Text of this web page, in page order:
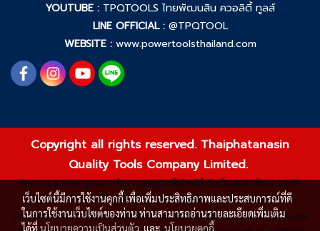
YOUTUBE : TPQTOOLS ไทยพัฒนสิน ควอลิตี้ ทูลส์
LINE OFFICIAL : @TPQTOOL
WEBSITE : www.powertoolsthailand.com
Copyright all rights reserved. Thaiphatanasin
Quality Tools Company Limited.
ข้อความ รูปภาพ รูปแบบ ที่ปรากฏอยู่บนเว็บไซต์นี้ ถือเป็นลิขสิทธิ์ของ บริษัท
ไทยพัฒนสิน ควอลิตี้ ทูลส์ จำกัด ห้ามมิให้ผู้ใดกระทำซ้ำ ลอกเลียนแบบ
ดาวน์โหลด หรือนำไปใช้ประโยชน์อื่นใดโดยไม่ได้รับอนุญาตจากบริษัทฯ เป็นลาย
เว็บไซต์นี้มีการใช้งานคุกกี้ เพื่อเพิ่มประสิทธิภาพและประสบการณ์ที่ดี
ในการใช้งานเว็บไซต์ของท่าน ท่านสามารถอ่านรายละเอียดเพิ่มเติม
ได้ที่นโยบายความเป็นส่วนตัวและนโยบายคุกกี้